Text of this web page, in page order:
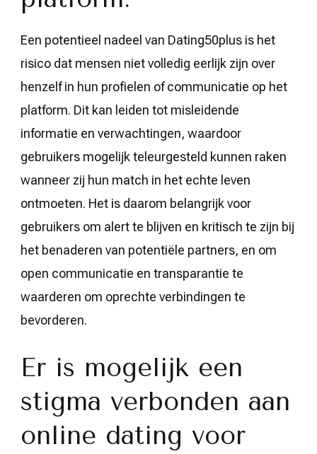
Een potentieel nadeel van Dating50plus is het
risico dat mensen niet volledig eerlijk zijn over
henzelf in hun profielen of communicatie op het
platform. Dit kan leiden tot misleidende
informatie en verwachtingen, waardoor
gebruikers mogelijk teleurgesteld kunnen raken
wanneer zij hun match in het echte leven
ontmoeten. Het is daarom belangrijk voor
gebruikers om alert te blijven en kritisch te zijn bij
het benaderen van potentiële partners, en om
open communicatie en transparantie te
waarderen om oprechte verbindingen te
bevorderen.
Er is mogelijk een
stigma verbonden aan
online dating voor